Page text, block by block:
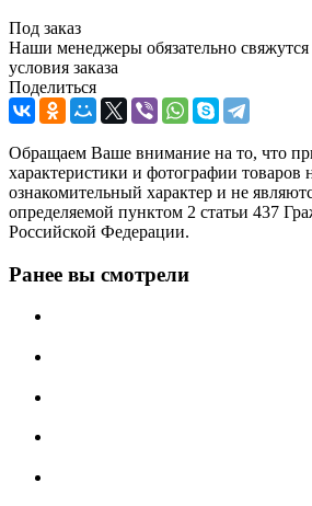
Под заказ
Наши менеджеры обязательно
условия заказа
Поделиться
Обращаем Ваше внимание на то, что
характеристики и фотографии товаров
ознакомительный характер и не
определяемой пунктом 2 статьи 437
Российской Федерации.
Ранее вы смотрели